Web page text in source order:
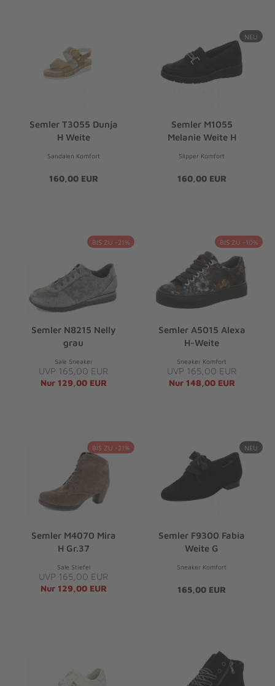
Semler T3055 Dunja
H Weite
Sandalen Komfort
160,00 EUR
NEU
Semler M1055
Melanie Weite H
Slipper Komfort
160,00 EUR
BIS ZU -21%
Semler N8215 Nelly
grau
Sale Sneaker
UVP 165,00 EUR
Nur 129,00 EUR
BIS ZU -10%
Semler A5015 Alexa
H-Weite
Sneaker Komfort
UVP 165,00 EUR
Nur 148,00 EUR
BIS ZU -21%
Semler M4070 Mira
H Gr.37
Sale Stiefel
UVP 165,00 EUR
Nur 129,00 EUR
NEU
Semler F9300 Fabia
Weite G
Sneaker Komfort
165,00 EUR